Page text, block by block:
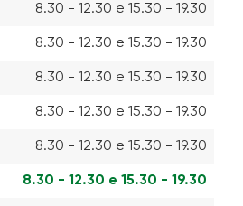
8.30 - 12.30 e 15.30 - 19.30
8.30 - 12.30 e 15.30 - 19.30
8.30 - 12.30 e 15.30 - 19.30
8.30 - 12.30 e 15.30 - 19.30
8.30 - 12.30 e 15.30 - 19.30
8.30 - 12.30 e 15.30 - 19.30